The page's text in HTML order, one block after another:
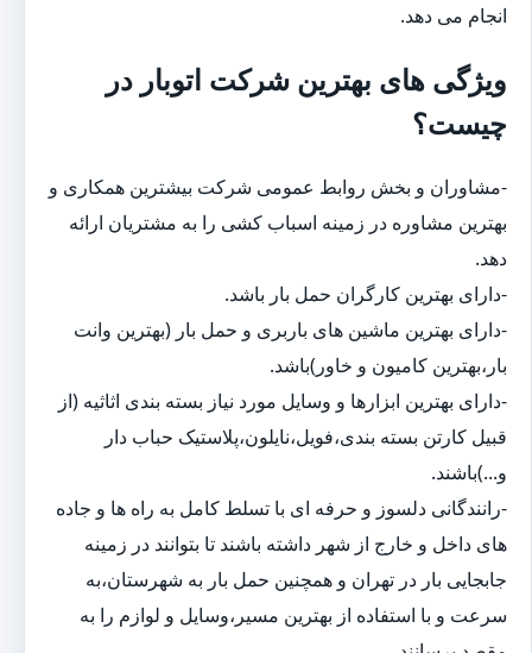
انجام می دهد.
ویژگی های بهترین شرکت اتوبار در
چیست؟
-مشاوران و بخش روابط عمومی شرکت بیشترین همکاری و
بهترین مشاوره در زمینه اسباب کشی را به مشتریان ارائه
دهد.
-دارای بهترین کارگران حمل بار باشد.
-دارای بهترین ماشین های باربری و حمل بار (بهترین وانت
بار،بهترین کامیون و خاور)باشد.
-دارای بهترین ابزارها و وسایل مورد نیاز بسته بندی اثاثیه (از
قبیل کارتن بسته بندی،فویل،نایلون،پلاستیک حباب دار
و...)باشند.
-رانندگانی دلسوز و حرفه ای با تسلط کامل به راه ها و جاده
های داخل و خارج از شهر داشته باشند تا بتوانند در زمینه
جابجایی بار در تهران و همچنین حمل بار به شهرستان،به
سرعت و با استفاده از بهترین مسیر،وسایل و لوازم را به